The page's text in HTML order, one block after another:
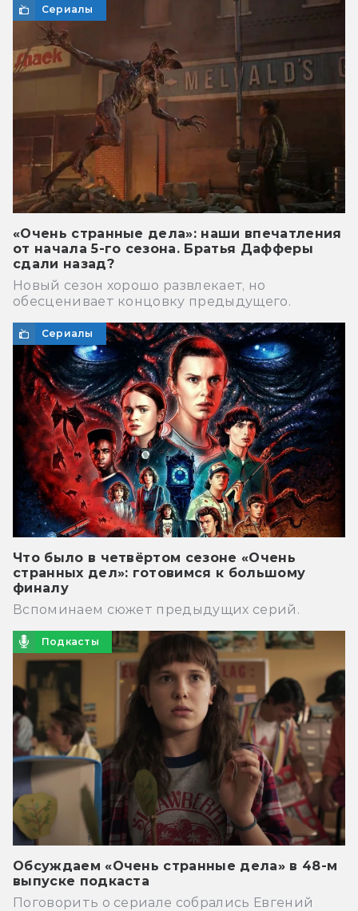
Сериалы
«Очень странные дела»: наши впечатления
от начала 5-го сезона. Братья Дафферы
сдали назад?
Новый сезон хорошо развлекает, но
обесценивает концовку предыдущего.
Сериалы
Что было в четвёртом сезоне «Очень
странных дел»: готовимся к большому
финалу
Вспоминаем сюжет предыдущих серий.
Подкасты
Обсуждаем «Очень странные дела» в 48-м
выпуске подкаста
Поговорить о сериале собрались Евгений